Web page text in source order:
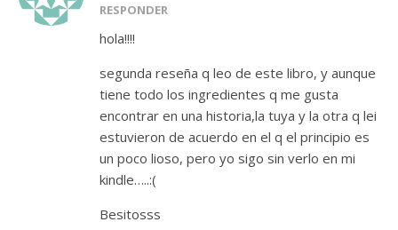
RESPONDER
hola!!!!
segunda reseña q leo de este libro, y aunque
tiene todo los ingredientes q me gusta
encontrar en una historia,la tuya y la otra q lei
estuvieron de acuerdo en el q el principio es
un poco lioso, pero yo sigo sin verlo en mi
kindle…..:(
Besitosss